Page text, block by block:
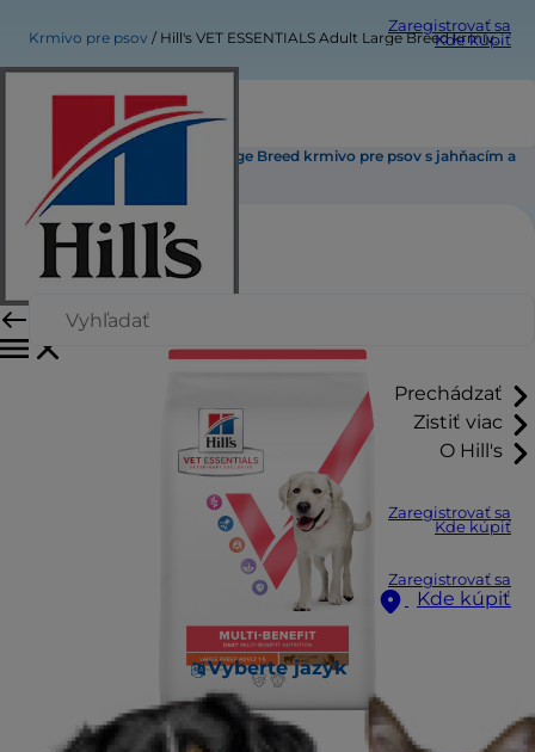
Zaregistrovať sa
Kde kúpiť
Prechádzať
Zistiť viac
O Hill's
Zaregistrovať sa
Kde kúpiť
Zaregistrovať sa
Kde kúpiť
Vyberte jazyk
Krmivo pre psov Hill's VET ESSENTIALS Adult Large Breed krmivo pre psov s jahňacím a ryžou
Hill's VET ESSENTIALS Adult Large Breed krmivo pre psov s jahňacím a